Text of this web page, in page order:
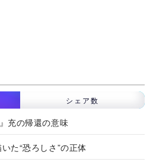
シェア数
充の帰還の意味
た“恐ろしさ”の正体